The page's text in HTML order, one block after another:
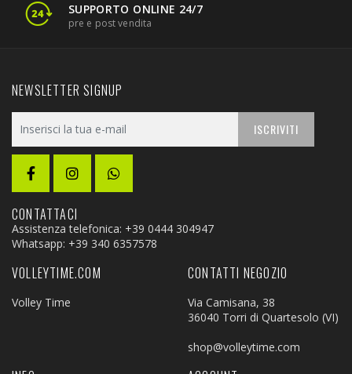
SUPPORTO ONLINE 24/7
pre e post vendita
NEWSLETTER SIGNUP
ISCRIVITI
CONTATTACI
Assistenza telefonica: +39 0444 304947
Whatsapp: +39 340 6357578
VOLLEYTIME.COM
Volley Time
CONTATTI NEGOZIO
Via Camisana, 38
36040 Torri di Quartesolo (VI)
shop@volleytime.com